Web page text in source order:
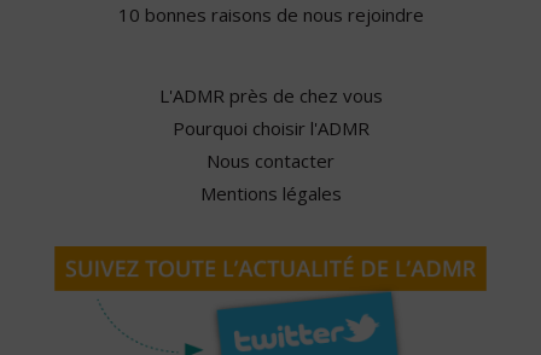
10 bonnes raisons de nous rejoindre
L'ADMR près de chez vous
Pourquoi choisir l'ADMR
Nous contacter
Mentions légales